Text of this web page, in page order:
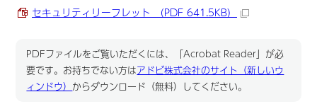
セキュリティリーフレット （PDF 641.5KB）
PDFファイルをご覧いただくには、「Acrobat Reader」が必
要です。お持ちでない方はアドビ株式会社のサイト（新しいウ
ィンドウ） からダウンロード（無料）してください。